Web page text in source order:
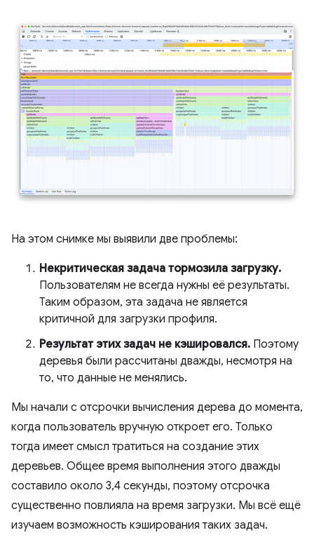
На этом снимке мы выявили две проблемы:
Некритическая задача тормозила загрузку.
Пользователям не всегда нужны её результаты.
Таким образом, эта задача не является
критичной для загрузки профиля.
Результат этих задач не кэшировался. Поэтому
деревья были рассчитаны дважды, несмотря на
то, что данные не менялись.
Мы начали с отсрочки вычисления дерева до момента,
когда пользователь вручную откроет его. Только
тогда имеет смысл тратиться на создание этих
деревьев. Общее время выполнения этого дважды
составило около 3,4 секунды, поэтому отсрочка
существенно повлияла на время загрузки. Мы всё ещё
изучаем возможность кэширования таких задач.